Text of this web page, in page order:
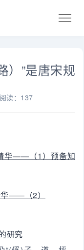
）”是唐宋规
阅读：137
华——（1）预备知
华——（2）
研究